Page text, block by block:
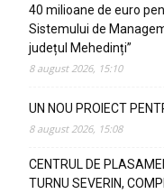
40 milioane de euro
Sistemului de
județul Mehedinți”
8 august 2026, 15:10
UN NOU PROIECT
8 august 2026, 15:08
CENTRUL DE
TURNU SEVERIN,